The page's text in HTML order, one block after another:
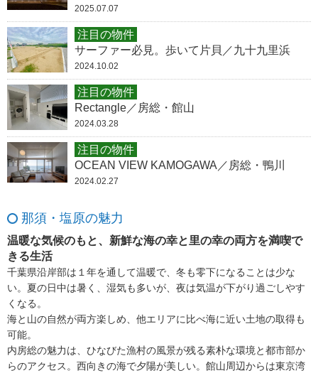
2025.07.07
注目の物件
サーファー必見。歩いて片貝／九十九里浜
2024.10.02
注目の物件
Rectangle／房総・館山
2024.03.28
注目の物件
OCEAN VIEW KAMOGAWA／房総・鴨川
2024.02.27
那須・塩原の魅力
温暖な気候のもと、新鮮な海の幸と里の幸の両方を満喫で
きる生活
千葉県沿岸部は１年を通して温暖で、冬も零下になることは少な
い。夏の日中は暑く、湿気も多いが、夜は気温が下がり過ごしやす
くなる。
海と山の自然が両方楽しめ、他エリアに比べ海に近い土地の取得も
可能。
内房総の魅力は、ひなびた漁村の風景が残る素朴な環境と都市部か
らのアクセス。西向きの海で夕陽が美しい。館山周辺からは東京湾